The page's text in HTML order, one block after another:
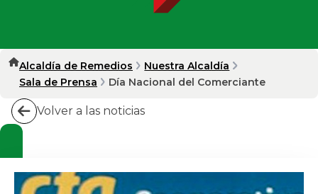
Alcaldía de Remedios
Nuestra Alcaldía
Sala de Prensa
Día Nacional del Comerciante
Volver a las noticias